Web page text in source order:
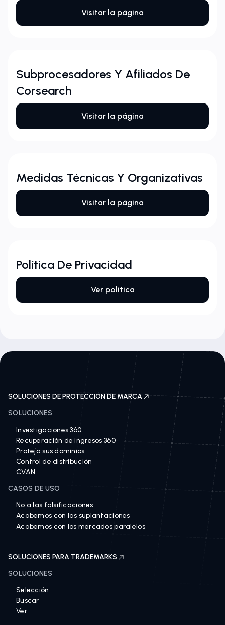
Visitar la página
Subprocesadores Y Afiliados De
Corsearch
Visitar la página
Medidas Técnicas Y Organizativas
Visitar la página
Política De Privacidad
Ver política
SOLUCIONES DE PROTECCIÓN DE MARCA
SOLUCIONES
Investigaciones 360
Recuperación de ingresos 360
Proteja sus dominios
Control de distribución
CVAN
CASOS DE USO
No a las falsificaciones
Acabemos con las suplantaciones
Acabemos con los mercados paralelos
SOLUCIONES PARA TRADEMARKS
SOLUCIONES
Selección
Buscar
Ver